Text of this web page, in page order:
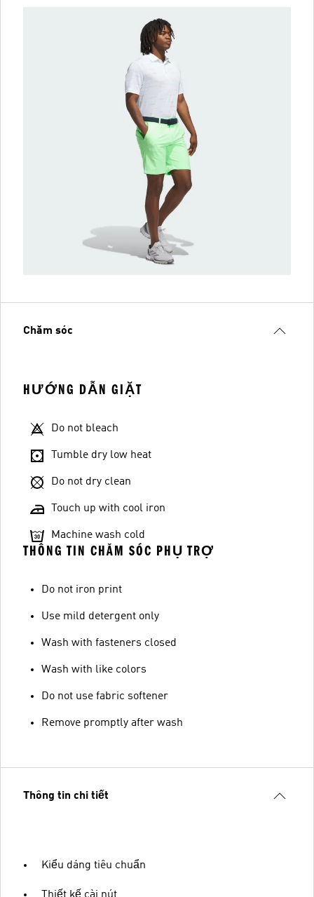
Chăm sóc
HƯỚNG DẪN GIẶT
Do not bleach
Tumble dry low heat
Do not dry clean
Touch up with cool iron
Machine wash cold
THÔNG TIN CHĂM SÓC PHỤ TRỢ
Do not iron print
Use mild detergent only
Wash with fasteners closed
Wash with like colors
Do not use fabric softener
Remove promptly after wash
Thông tin chi tiết
Kiểu dáng tiêu chuẩn